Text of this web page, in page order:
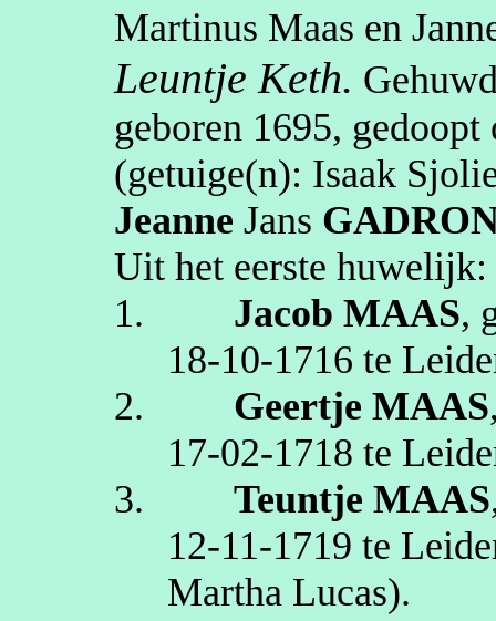
Martinus Maas en
Leuntje Keth.
geboren 1695,
(getuige(n): Isaak
Jeanne Jans
Uit het eerste huwelijk:
1.
Jacob MAAS,
18‑10‑1716 te
2.
Geertje MAAS
17‑02‑1718 te
3.
Teuntje MAAS
12‑11‑1719 te
Martha Lucas).